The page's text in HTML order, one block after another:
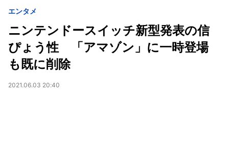
エンタメ
ニンテンドースイッチ新型発表の信
ぴょう性 「アマゾン」に一時登場
も既に削除
2021.06.03 20:40